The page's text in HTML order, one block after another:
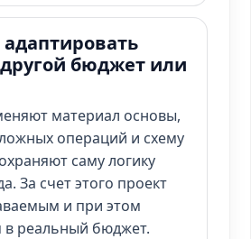
бюджет или
материал основы,
операций и схему
саму логику
За счет этого проект
и при этом
в реальный бюджет.